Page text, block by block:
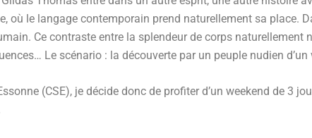
où le langage contemporain prend naturellement sa place.
Ce contraste entre la splendeur de corps
Le scénario : la découverte par un peuple nudien
(CSE), je décide donc de profiter d’un weekend de 3